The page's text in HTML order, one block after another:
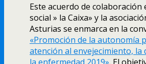
Este acuerdo de colaboración
social » la Caixa» y la
Asturias se enmarca en la
«Promoción de la autonomía
atención al envejecimiento, la
la enfermedad 2019». El